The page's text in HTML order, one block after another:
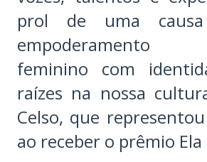
prol de uma
empoderamento
feminino com
raízes na nossa
Celso, que
ao receber o prêmio Ela